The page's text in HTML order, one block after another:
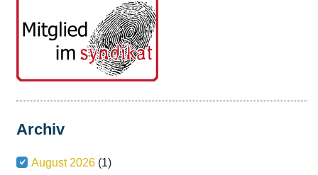
Archiv
August 2026 (1)